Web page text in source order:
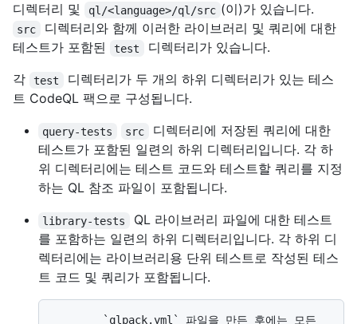
디렉터리 및 ql/<language>/ql/src (이)가 있습니다.
src
디렉터리와 함께 이러한 라이브러리 및 쿼리에 대한
테스트가 포함된
test
디렉터리가 있습니다.
각
test
디렉터리가 두 개의 하위 디렉터리가 있는 테스
트 CodeQL 팩으로 구성됩니다.
query-tests src
디렉터리에 저장된 쿼리에 대한
테스트가 포함된 일련의 하위 디렉터리입니다. 각 하
위 디렉터리에는 테스트 코드와 테스트할 쿼리를 지정
하는 QL 참조 파일이 포함됩니다.
library-tests
QL 라이브러리 파일에 대한 테스트
를 포함하는 일련의 하위 디렉터리입니다. 각 하위 디
렉터리에는 라이브러리용 단위 테스트로 작성된 테스
트 코드 및 쿼리가 포함됩니다.